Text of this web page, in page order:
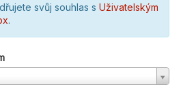
svůj souhlas s Uživatelským
.